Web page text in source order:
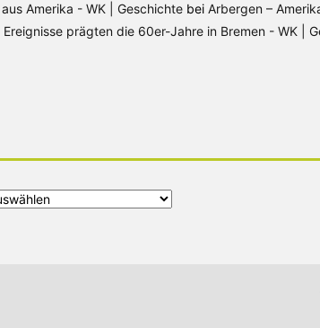
Amerika - WK | Geschichte bei Arbergen –
Ereignisse prägten die 60er-Jahre in Bremen - WK |